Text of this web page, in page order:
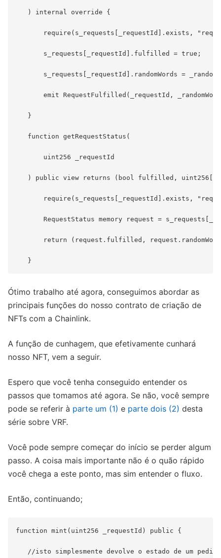
   ) internal override {
require(s_requests[_requestId].exists,
       s_requests[_requestId].fulfilled = true;
s_requests[_requestId].randomWords =
emit RequestFulfilled(_requestId,
   }
   function getRequestStatus(
       uint256 _requestId
) public view returns (bool fulfilled, uint256[]
require(s_requests[_requestId].exists,
RequestStatus memory request =
return (request.fulfilled,
Ótimo trabalho até agora, conseguimos abordar as
principais funções do nosso contrato de criação de
NFTs com a Chainlink.
A função de cunhagem, que efetivamente cunhará
nosso NFT, vem a seguir.
Espero que você tenha conseguido entender os
passos que tomamos até agora. Se não, você sempre
pode se referir à parte um (1) e parte dois (2) desta
série sobre VRF.
Você pode sempre começar do início se perder algum
passo. A coisa mais importante não é o quão rápido
você chega a este ponto, mas sim entender o fluxo.
Então, continuando;
function mint(uint256 _requestId) public {
//isto simplesmente devolve o estado de um